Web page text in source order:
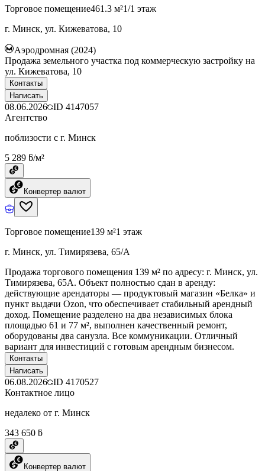
Торговое помещение461.3 м²1/1 этаж
г. Минск, ул. Кижеватова, 10
Аэродромная (2024)
Продажа земельного участка под коммерческую застройку на
ул. Кижеватова, 10
Контакты
Написать
08.06.2026 ID 4147057
Агентство
поблизости с г. Минск
5 289 ƃ/м²
Конвертер валют
Торговое помещение139 м²1 этаж
г. Минск, ул. Тимирязева, 65/А
Продажа торгового помещения 139 м² по адресу: г. Минск, ул.
Тимирязева, 65А. Объект полностью сдан в аренду:
действующие арендаторы — продуктовый магазин «Белка» и
пункт выдачи Ozon, что обеспечивает стабильный арендный
доход. Помещение разделено на два независимых блока
площадью 61 и 77 м², выполнен качественный ремонт,
оборудованы два санузла. Все коммуникации. Отличный
вариант для инвестиций с готовым арендным бизнесом.
Контакты
Написать
06.08.2026 ID 4170527
Контактное лицо
недалеко от г. Минск
343 650 ƃ
Конвертер валют